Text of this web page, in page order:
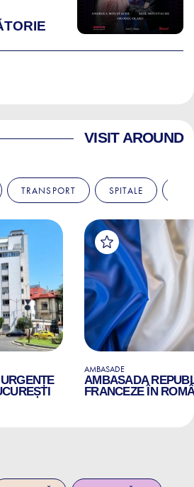
VISIT AROUND
TRANSPORT SPITALE
AMBASADE
AMBASADA
FRANCEZE ÎN